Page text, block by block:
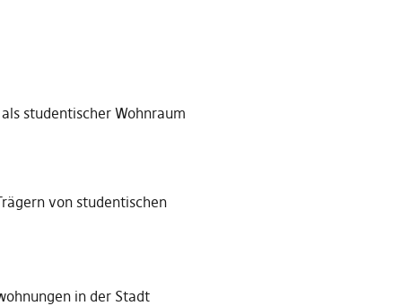
studentischer Wohnraum
von studentischen
in der Stadt